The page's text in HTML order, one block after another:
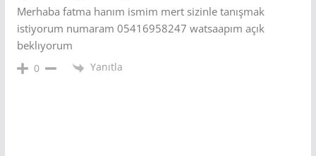
Merhaba fatma hanım ismim mert sizinle tanışmak
istiyorum numaram 05416958247 watsaapım açık
beklıyorum
0 Yanıtla